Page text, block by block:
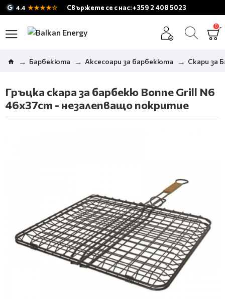
4.4 ★★★★☆ Свържете се с нас: +359 2 408 5023
0
Барбекюта Аксесоари за барбекюта Скари за
Гръцка скара за барбекю Bonne Grill N6
46x37cm - незалепващо покритие